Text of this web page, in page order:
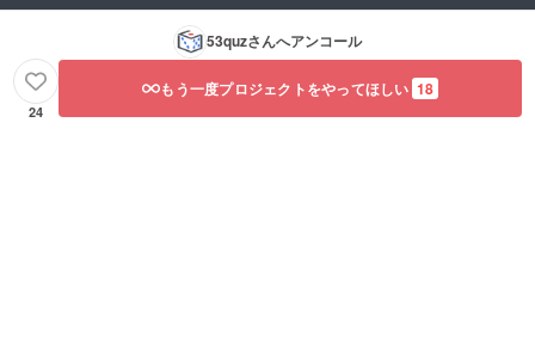
53quzさんへアンコール
24
もう一度プロジェクトをやってほしい 18